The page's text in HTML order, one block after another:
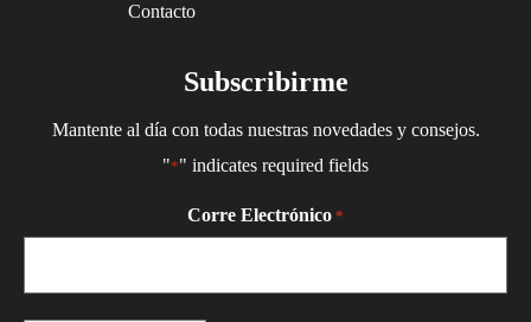
Contacto
Subscribirme
Mantente al día con todas nuestras novedades y consejos.
"*" indicates required fields
Corre Electrónico *